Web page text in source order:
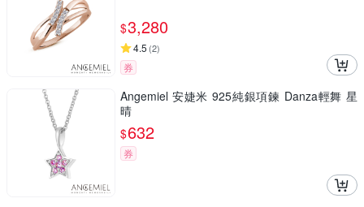
$3,280
4.5 (2)
券
Angemiel 安婕米 925純銀項鍊 Danza輕舞 星
晴
$632
券